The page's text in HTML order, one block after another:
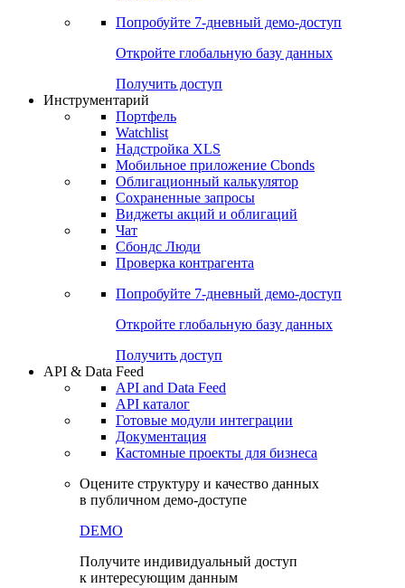
Попробуйте 7-дневный демо-доступ
Откройте глобальную базу данных
Получить доступ
Инструментарий
Портфель
Watchlist
Надстройка XLS
Мобильное приложение Cbonds
Облигационный калькулятор
Сохраненные запросы
Виджеты акций и облигаций
Чат
Сбондс Люди
Проверка контрагента
Попробуйте 7-дневный демо-доступ
Откройте глобальную базу данных
Получить доступ
API & Data Feed
API and Data Feed
API каталог
Готовые модули интеграции
Документация
Кастомные проекты для бизнеса
Оцените структуру и качество данных
в публичном демо-доступе
DEMO
Получите индивидуальный доступ
к интересующим данным